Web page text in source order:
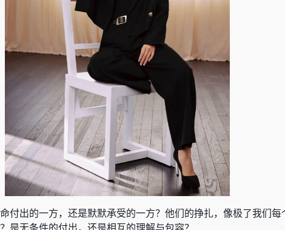
付出的一方，还是默默承受的一方？他们的挣扎，像极了我们每